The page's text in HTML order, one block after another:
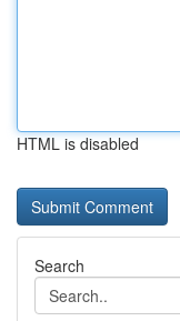
HTML is disabled
Search